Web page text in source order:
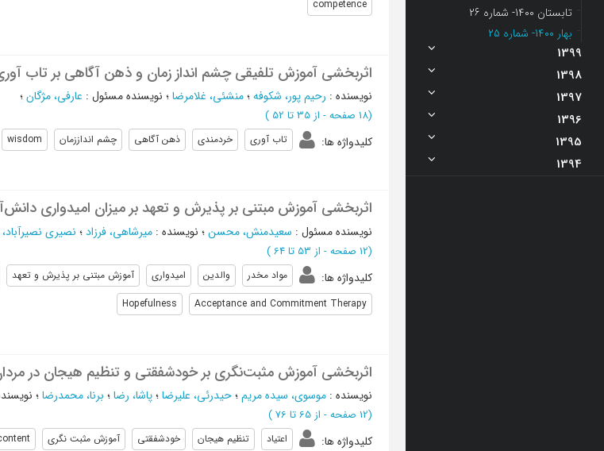
تابستان 1400- شماره 26
بهار 1400- شماره 25
1399
1398
1397
1396
1395
1394
competence
اثربخشی آموزش تلفیقی چشم انداز زمان و ذهن آگاهی بر تاب
نویسنده : رحیم پور، شکوفه؛منشئی، غلامرضا؛ نویسنده مسئول : عارفی، مژگان؛
(‎18 صفحه - از 35 تا 52 )
کلیدواژه ها: تاب آوری خردمندی ذهن آگاهی چشم انداززمان wisdom
اثربخشی آموزش مبتنی بر پذیرش و تعهد بر میزان امیدواری
نویسنده مسئول : سعیدمنش، محسن؛ نویسنده : میرشاهی، فرزاد؛ نصیری
(‎12 صفحه - از 53 تا 64 )
کلیدواژه ها: مواد مخدر والدین امیدواری آموزش مبتنی بر پذیرش و تعهد
Acceptance and Commitment Therapy
Hopefulness
اثربخشی آموزش مثبت‌نگری بر خودشفقتی و تنظیم هیجان در
نویسنده : موسوی، سیده مریم؛حیدرئی، علیرضا؛پاشا، رضا؛ برنا، محمدرضا؛
(‎12 صفحه - از 65 تا 76 )
کلیدواژه ها: اعتیاد تنظیم هیجان خودشفقتی آموزش مثبت نگری